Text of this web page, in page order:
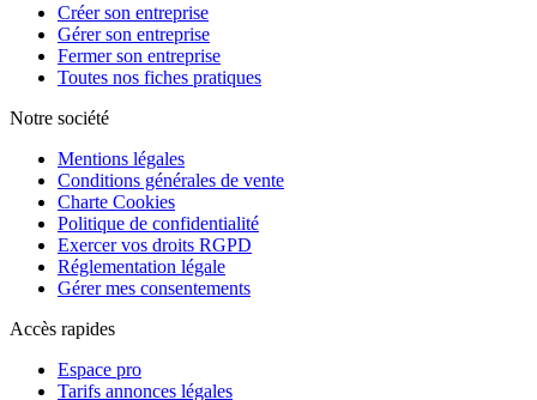
Créer son entreprise
Gérer son entreprise
Fermer son entreprise
Toutes nos fiches pratiques
Notre société
Mentions légales
Conditions générales de vente
Charte Cookies
Politique de confidentialité
Exercer vos droits RGPD
Réglementation légale
Gérer mes consentements
Accès rapides
Espace pro
Tarifs annonces légales